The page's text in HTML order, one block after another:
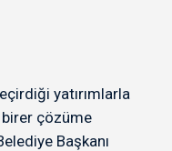
yatırımlarla
birer çözüme
Başkanı